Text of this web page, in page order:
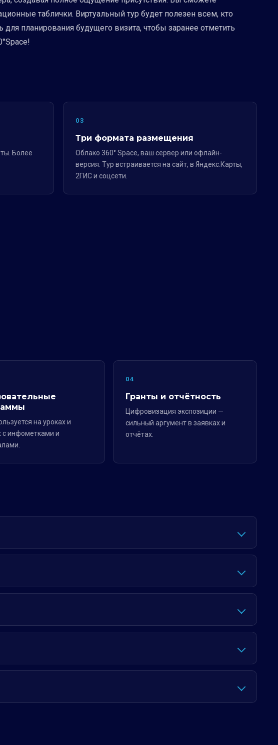
таблички. Виртуальный тур будет полезен всем, кто
планирования будущего визита, чтобы заранее отметить
Более
03
Три формата размещения
Облако 360° Space, ваш сервер или офлайн-
версия. Тур встраивается на сайт, в Яндекс.Карты,
2ГИС и соцсети.
на уроках и
с инфометками и
04
Гранты и отчётность
Цифровизация экспозиции —
сильный аргумент в заявках и
отчётах.